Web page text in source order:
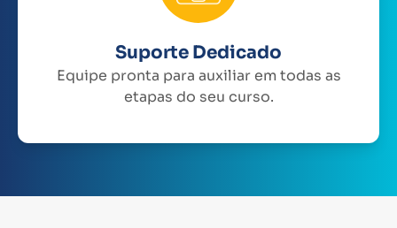
Suporte Dedicado
Equipe pronta para auxiliar em todas as
etapas do seu curso.